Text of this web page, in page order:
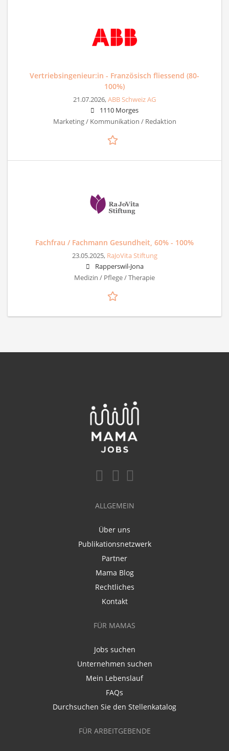
Vertriebsingenieur:in - Französisch fliessend (80-
100%)
21.07.2026,ABB Schweiz AG
1110 Morges
Marketing / Kommunikation / Redaktion
Fachfrau / Fachmann Gesundheit, 60% - 100%
23.05.2025, RaJoVita Stiftung
Rapperswil-Jona
Medizin / Pflege / Therapie
ALLGEMEIN
Über uns
Publikationsnetzwerk
Partner
Mama Blog
Rechtliches
Kontakt
FÜR MAMAS
Jobs suchen
Unternehmen suchen
Mein Lebenslauf
FAQs
Durchsuchen Sie den Stellenkatalog
FÜR ARBEITGEBENDE